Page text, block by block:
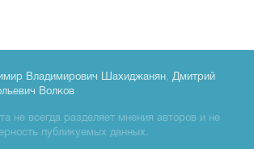
Владимирович Шахиджанян, Дмитрий
Волков
не всегда разделяет мнения авторов и не
публикуемых данных.